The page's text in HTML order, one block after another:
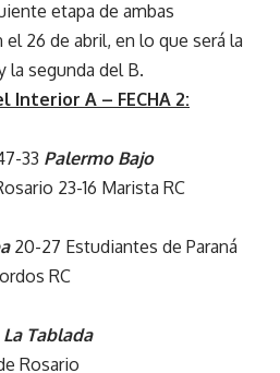
etapa de ambas
26 de abril, en lo que será la
la segunda del B.
Interior A – FECHA 2:
33 Palermo Bajo
23-16 Marista RC
20-27 Estudiantes de Paraná
RC
La Tablada
Rosario